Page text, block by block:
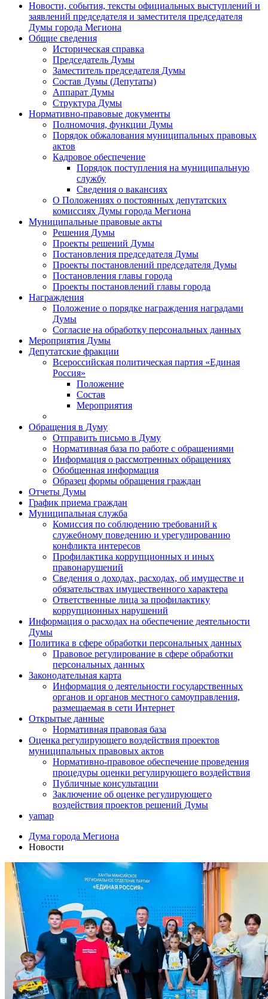
Новости, события, тексты официальных выступлений и
заявлений председателя и заместителя председателя
Думы города Мегиона
Общие сведения
Историческая справка
Председатель Думы
Заместитель председателя Думы
Состав Думы (Депутаты)
Аппарат Думы
Структура Думы
Нормативно-правовые документы
Полномочия, функции Думы
Порядок обжалования муниципальных правовых
актов
Кадровое обеспечение
Порядок поступления на муниципальную
службу
Сведения о вакансиях
О Положениях о постоянных депутатских
комиссиях Думы города Мегиона
Муниципальные правовые акты
Решения Думы
Проекты решений Думы
Постановления председателя Думы
Проекты постановлений председателя Думы
Постановления главы города
Проекты постановлений главы города
Награждения
Положение о порядке награждения наградами
Думы
Согласие на обработку персональных данных
Мероприятия Думы
Депутатские фракции
Всероссийская политическая партия «Единая
Россия»
Положение
Состав
Мероприятия
Обращения в Думу
Отправить письмо в Думу
Нормативная база по работе с обращениями
Информация о рассмотренных обращениях
Обобщенная информация
Образец формы обращения граждан
Отчеты Думы
График приема граждан
Муниципальная служба
Комиссия по соблюдению требований к
служебному поведению и урегулированию
конфликта интересов
Профилактика коррупционных и иных
правонарушений
Сведения о доходах, расходах, об имуществе и
обязательствах имущественного характера
Ответственные лица за профилактику
коррупционных нарушений
Информация о расходах на обеспечение деятельности
Думы
Политика в сфере обработки персональных данных
Правовое регулирование в сфере обработки
персональных данных
Законодательная карта
Информация о деятельности государственных
органов и органов местного самоуправления,
размещаемая в сети Интернет
Открытые данные
Нормативная правовая база
Оценка регулирующего воздействия проектов
муниципальных правовых актов
Нормативно-правовое обеспечение проведения
процедуры оценки регулирующего воздействия
Публичные консультации
Заключение об оценке регулирующего
воздействия проектов решений Думы
yamap
Дума города Мегиона
Новости